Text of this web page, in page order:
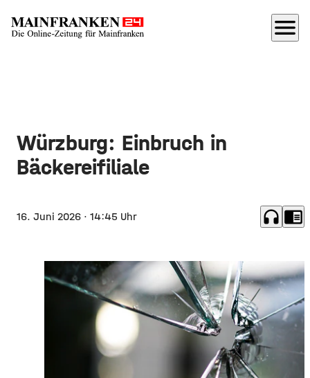
menu
Würzburg: Einbruch in
Bäckereifiliale
16. Juni 2026 · 14:45 Uhr headphones chrome_reader_mode